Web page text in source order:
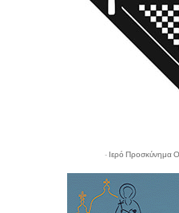
- Ιερό Προσκύνημα